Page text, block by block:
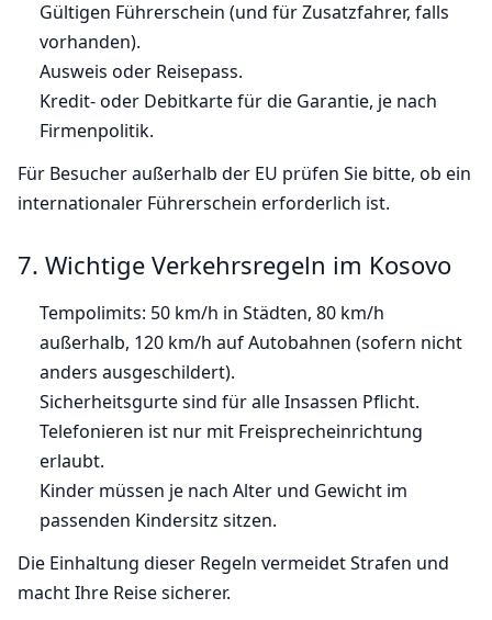
Gültigen Führerschein (und für Zusatzfahrer, falls
vorhanden).
Ausweis oder Reisepass.
Kredit- oder Debitkarte für die Garantie, je nach
Firmenpolitik.
Für Besucher außerhalb der EU prüfen Sie bitte, ob ein
internationaler Führerschein erforderlich ist.
7. Wichtige Verkehrsregeln im Kosovo
Tempolimits: 50 km/h in Städten, 80 km/h
außerhalb, 120 km/h auf Autobahnen (sofern nicht
anders ausgeschildert).
Sicherheitsgurte sind für alle Insassen Pflicht.
Telefonieren ist nur mit Freisprecheinrichtung
erlaubt.
Kinder müssen je nach Alter und Gewicht im
passenden Kindersitz sitzen.
Die Einhaltung dieser Regeln vermeidet Strafen und
macht Ihre Reise sicherer.